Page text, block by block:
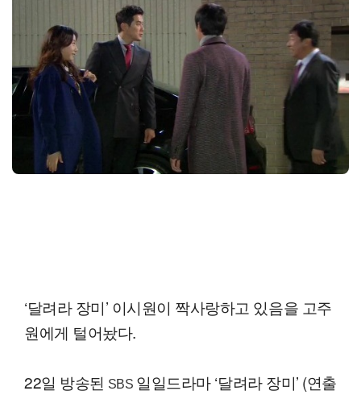
‘달려라 장미’ 이시원이 짝사랑하고 있음을 고주
원에게 털어놨다.
22일 방송된 SBS일일드라마 ‘달려라 장미’ (연출